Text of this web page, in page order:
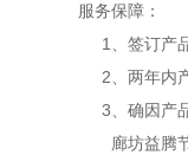
服务保障：
1、签订产
2、两年内产
3、确因产品
廊坊益腾节